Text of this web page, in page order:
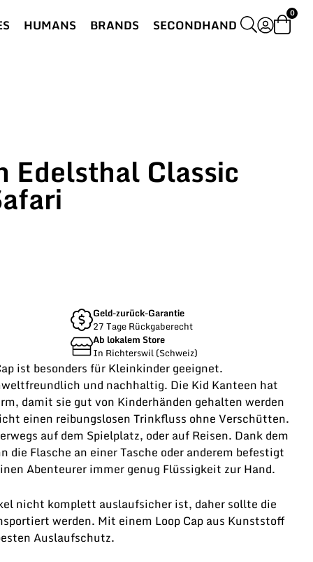
HUMANS BRANDS SECONDHAND
0
Edelsthal Classic
Geld-zurück-Garantie
27 Tage Rückgaberecht
Ab lokalem Store
In Richterswil (Schweiz)
ist besonders für Kleinkinder geeignet.
und nachhaltig. Die Kid Kanteen hat
damit sie gut von Kinderhänden gehalten werden
einen reibungslosen Trinkfluss ohne Verschütten.
auf dem Spielplatz, oder auf Reisen. Dank dem
die Flasche an einer Tasche oder anderem befestigt
Abenteurer immer genug Flüssigkeit zur Hand.
nicht komplett auslaufsicher ist, daher sollte die
werden. Mit einem Loop Cap aus Kunststoff
Auslaufschutz.